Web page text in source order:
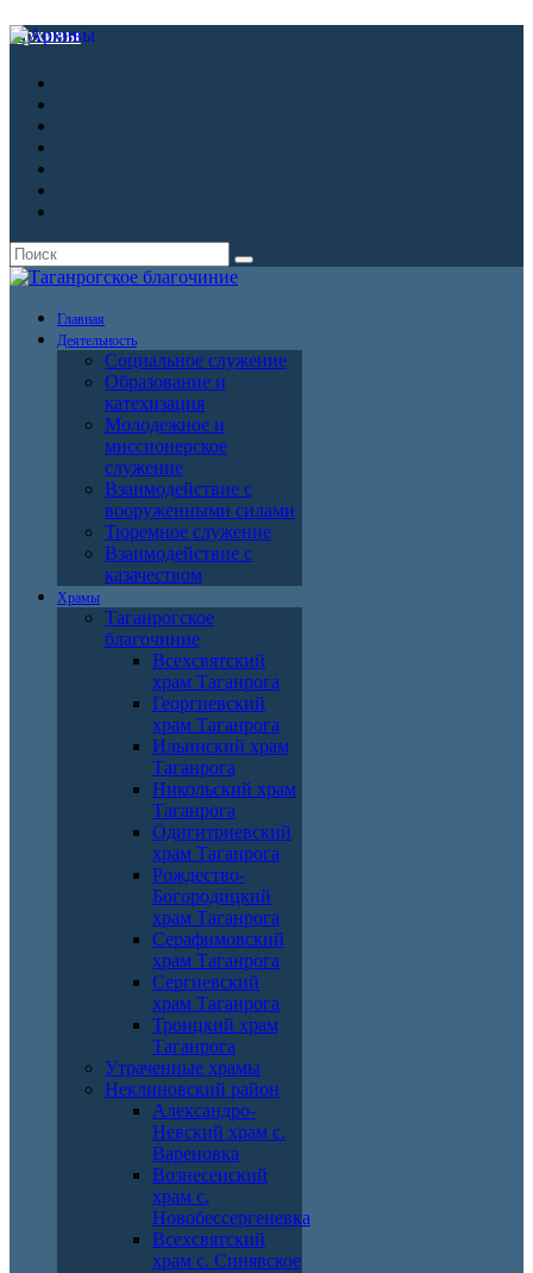
Архивы
Главная
Деятельность
Социальное служение
Образование и
катехизация
Молодежное и
миссионерское
служение
Взаимодействие с
вооруженными силами
Тюремное служение
Взаимодействие с
казачеством
Храмы
Таганрогское
благочиние
Всехсвятский
храм Таганрога
Георгиевский
храм Таганрога
Ильинский храм
Таганрога
Никольский храм
Таганрога
Одигитриевский
храм Таганрога
Рождество-
Богородицкий
храм Таганрога
Серафимовский
храм Таганрога
Сергиевский
храм Таганрога
Троицкий храм
Таганрога
Утраченные храмы
Неклиновский район
Александро-
Невский храм с.
Вареновка
Вознесенский
храм с.
Новобессергеневка
Всехсвятский
храм с. Синявское